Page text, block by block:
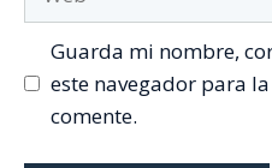
Guarda mi nombre,
este navegador para
comente.